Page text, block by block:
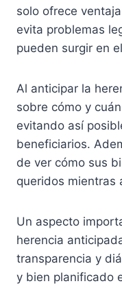
solo ofrece
evita problemas
pueden surgir en
Al anticipar la
sobre cómo y
evitando así
beneficiarios.
de ver cómo sus
queridos mientras
Un aspecto
herencia
transparencia y
y bien planificado